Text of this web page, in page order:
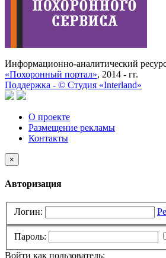
Информационно-аналитический
«Похоронный портал», 2014 - гг.
Поддержка - © Cтудия «Interland»
О проекте
Размещение рекламы
Контакты
×
Авторизация
Логин:
Пароль:
Войти как пользователь: